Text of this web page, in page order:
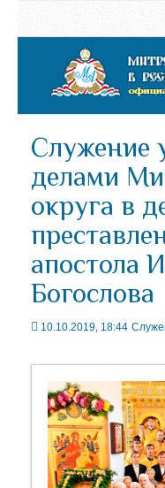
Служение
делами
округа в
апостола
Богослова
10.10.2019, 18:44